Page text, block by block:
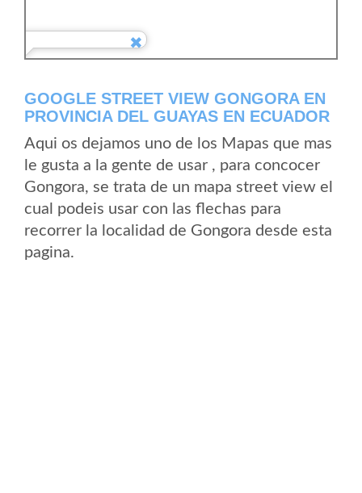
GOOGLE STREET VIEW GONGORA EN
PROVINCIA DEL GUAYAS EN ECUADOR
Aqui os dejamos uno de los Mapas que mas
le gusta a la gente de usar , para concocer
Gongora, se trata de un mapa street view el
cual podeis usar con las flechas para
recorrer la localidad de Gongora desde esta
pagina.